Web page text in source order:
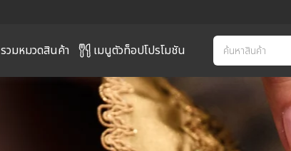
รวมหมวดสินค้า เมนูตัวท็อปโปรโมชัน